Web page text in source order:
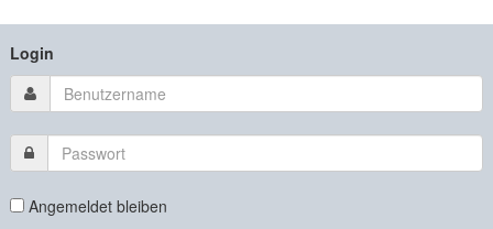
Login
Angemeldet bleiben